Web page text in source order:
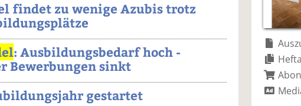
findet zu wenige Azubis trotz
: Ausbildungsbedarf hoch -
Bewerbungen sinkt
gestartet